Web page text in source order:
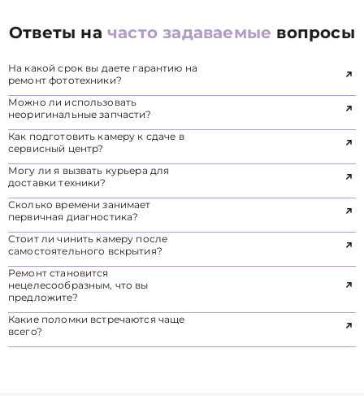
Ответы начасто задаваемые вопросы
На какой срок вы даете гарантию на
ремонт фототехники?
Можно ли использовать
неоригинальные запчасти?
Как подготовить камеру к сдаче в
сервисный центр?
Могу ли я вызвать курьера для
доставки техники?
Сколько времени занимает
первичная диагностика?
Стоит ли чинить камеру после
самостоятельного вскрытия?
Ремонт становится
нецелесообразным, что вы
предложите?
Какие поломки встречаются чаще
всего?